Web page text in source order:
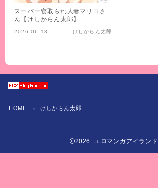
スーパー寝取られ人妻マリコさ
ん【けしからん太郎】
2026.06.13 けしからん太郎
HOME ＞ けしからん太郎
2026 エロマンガアイランド